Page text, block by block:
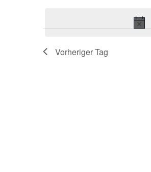
NAVIGATION
Vorheriger Tag